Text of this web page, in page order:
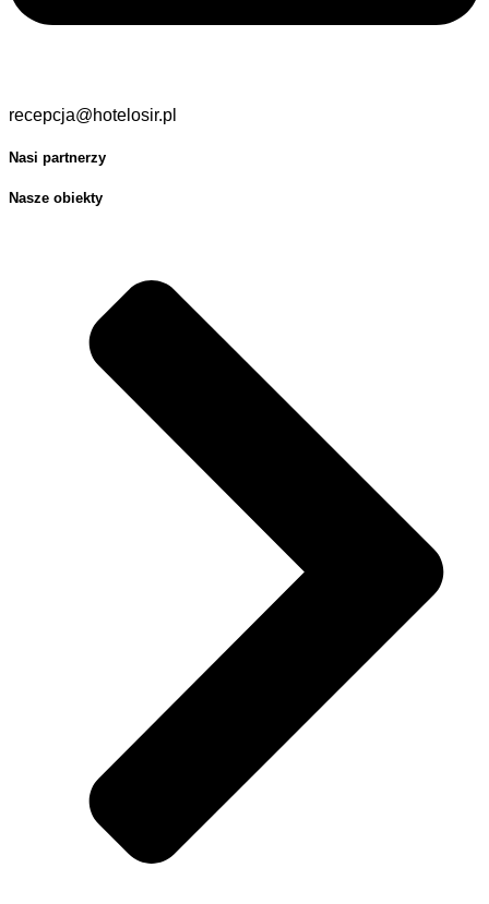
recepcja@hotelosir.pl
Nasi partnerzy
Nasze obiekty